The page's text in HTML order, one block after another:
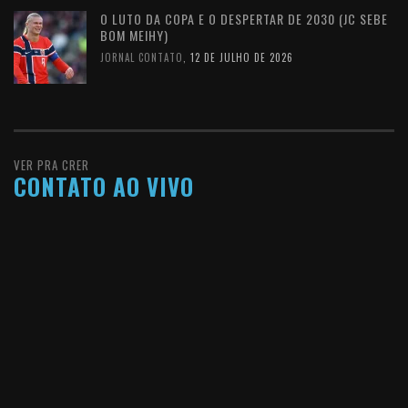
O LUTO DA COPA E O DESPERTAR DE 2030 (JC SEBE
BOM MEIHY)
JORNAL CONTATO 12 DE JULHO DE 2026
VER PRA CRER
CONTATO AO VIVO